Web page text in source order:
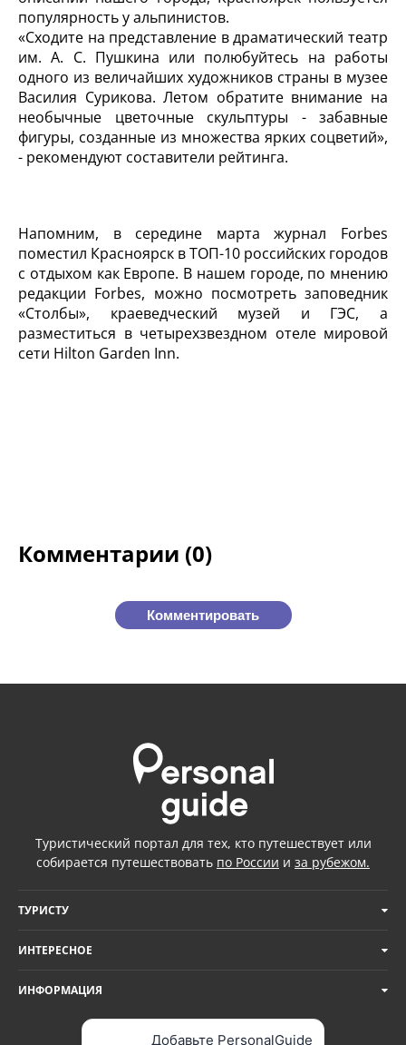
популярность у альпинистов.
«Сходите на представление в драматический театр
им. А. С. Пушкина или полюбуйтесь на работы
одного из величайших художников страны в музее
Василия Сурикова. Летом обратите внимание на
необычные цветочные скульптуры - забавные
фигуры, созданные из множества ярких соцветий»,
- рекомендуют составители рейтинга.
Напомним, в середине марта журнал Forbes
поместил Красноярск в ТОП-10 российских городов
с отдыхом как Европе. В нашем городе, по мнению
редакции Forbes, можно посмотреть заповедник
«Столбы», краеведческий музей и ГЭС, а
разместиться в четырехзвездном отеле мировой
сети Hilton Garden Inn.
Комментарии (0)
Комментировать
Туристический портал для тех, кто путешествует или
собирается путешествовать по России и за рубежом.
ТУРИСТУ
ИНТЕРЕСНОЕ
ИНФОРМАЦИЯ
Добавьте PersonalGuide